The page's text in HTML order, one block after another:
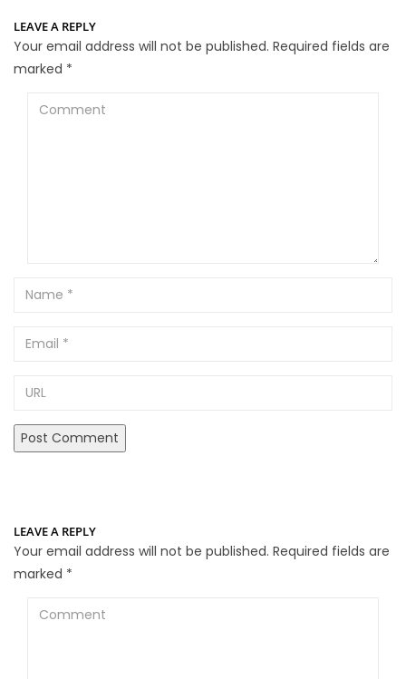
LEAVE A REPLY
Your email address will not be published. Required fields are
marked *
Comment
Name
Email
LEAVE A REPLY
Your email address will not be published. Required fields are
marked *
Comment